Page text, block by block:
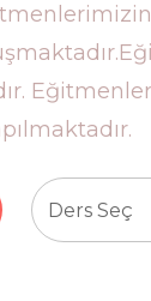
Ders Seç